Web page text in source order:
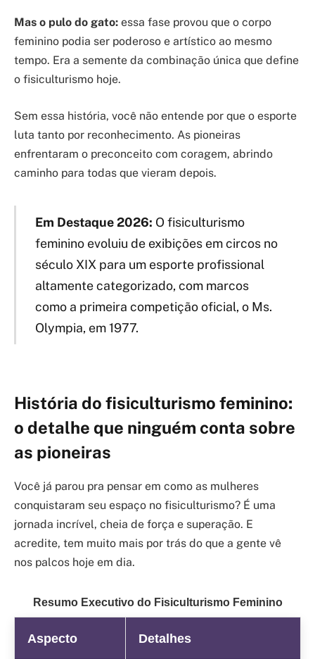
Mas o pulo do gato: essa fase provou que o corpo
feminino podia ser poderoso e artístico ao mesmo
tempo. Era a semente da combinação única que define
o fisiculturismo hoje.
Sem essa história, você não entende por que o esporte
luta tanto por reconhecimento. As pioneiras
enfrentaram o preconceito com coragem, abrindo
caminho para todas que vieram depois.
Em Destaque 2026: O fisiculturismo
feminino evoluiu de exibições em circos no
século XIX para um esporte profissional
altamente categorizado, com marcos
como a primeira competição oficial, o Ms.
Olympia, em 1977.
História do fisiculturismo feminino:
o detalhe que ninguém conta sobre
as pioneiras
Você já parou pra pensar em como as mulheres
conquistaram seu espaço no fisiculturismo? É uma
jornada incrível, cheia de força e superação. E
acredite, tem muito mais por trás do que a gente vê
nos palcos hoje em dia.
Resumo Executivo do Fisiculturismo Feminino
Aspecto Detalhes